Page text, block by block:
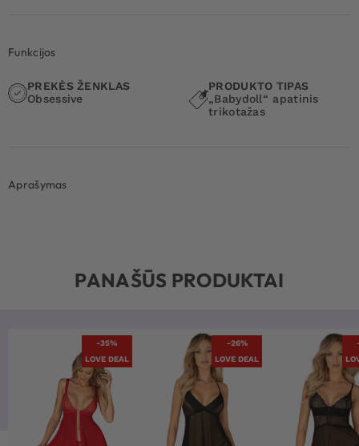
Funkcijos
PREKĖS ŽENKLAS
Obsessive
PRODUKTO TIPAS
„Babydoll“ apatinis
trikotažas
Aprašymas
PANAŠŪS PRODUKTAI
-35%
LOVE DEAL
-26%
LOVE DEAL